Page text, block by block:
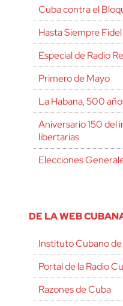
Cuba contra el
Hasta Siempre Fidel
Especial de Radio
Primero de Mayo
La Habana, 500
Aniversario 150 del
libertarias
Elecciones
DE LA WEB
Instituto Cubano de
Portal de la Radio
Razones de Cuba